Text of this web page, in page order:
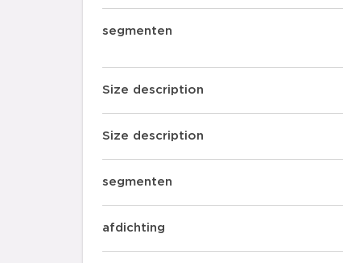
Koper Gas fittingen
Sprinkler ML buizen
Staalverzinkt buizen
segmenten
Size description
Size description
segmenten
afdichting